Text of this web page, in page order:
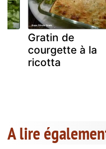
Gratin de
courgette à la
ricotta
A lire